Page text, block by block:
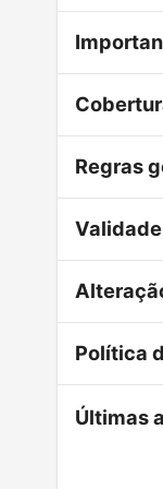
Regras
Política
Últimas